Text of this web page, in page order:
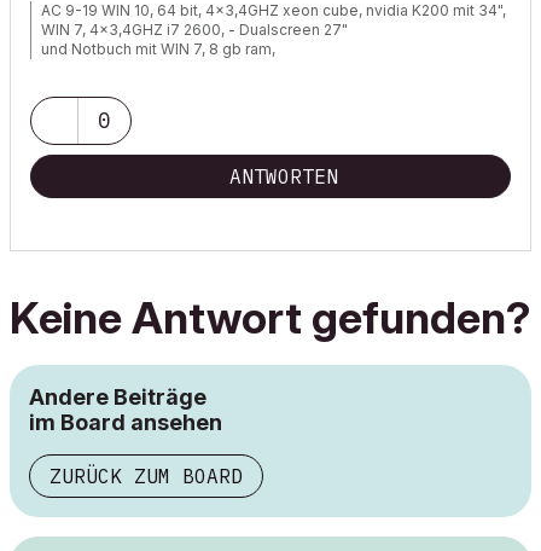
AC 9-19 WIN 10, 64 bit, 4x3,4GHZ xeon cube, nvidia K200 mit 34",
WIN 7, 4x3,4GHZ i7 2600, - Dualscreen 27"
und Notbuch mit WIN 7, 8 gb ram,
0
ANTWORTEN
Keine Antwort gefunden?
Andere Beiträge
im Board ansehen
ZURÜCK ZUM BOARD